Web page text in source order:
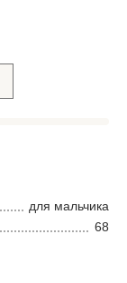
для мальчика
68